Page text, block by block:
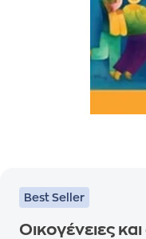
Best Seller
Οικογένειες